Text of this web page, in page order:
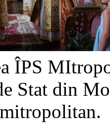
ÎPS
Stat din